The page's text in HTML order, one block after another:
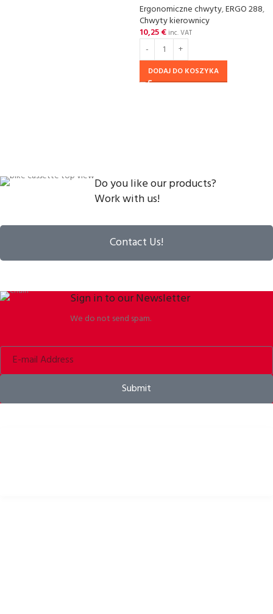
Ergonomiczne chwyty,ERGO 288,
Chwyty kierownicy
10,25€ inc. VAT
DODAJ DO KOSZYKA
Do you like our products?
Work with us!
Contact Us!
Sign in to our Newsletter
We do not send spam.
Submit